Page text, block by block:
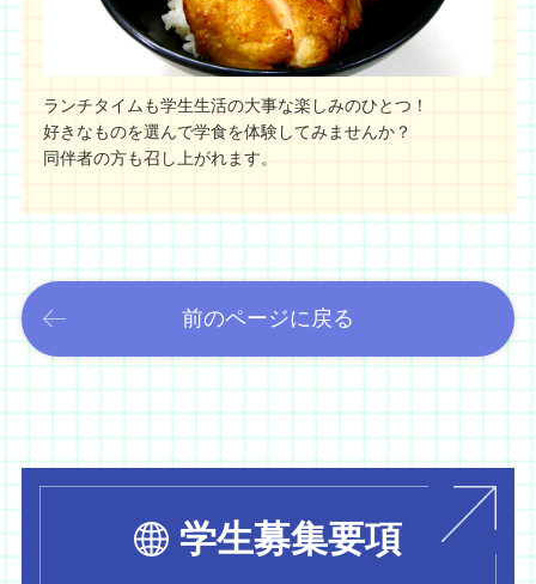
ランチタイムも学生生活の大事な楽しみのひとつ！
好きなものを選んで学食を体験してみませんか？
同伴者の方も召し上がれます。
前のページに戻る
学生募集要項